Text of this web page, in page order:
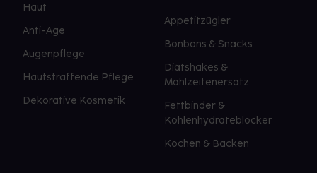
Haut
Anti-Age
Augenpflege
Hautstraffende Pflege
Dekorative Kosmetik
Appetitzügler
Bonbons & Snacks
Diätshakes &
Mahlzeitenersatz
Fettbinder &
Kohlenhydrateblocker
Kochen & Backen